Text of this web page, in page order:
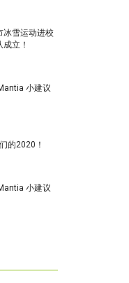
冰雪运动进校
立！
小建议
的2020！
小建议